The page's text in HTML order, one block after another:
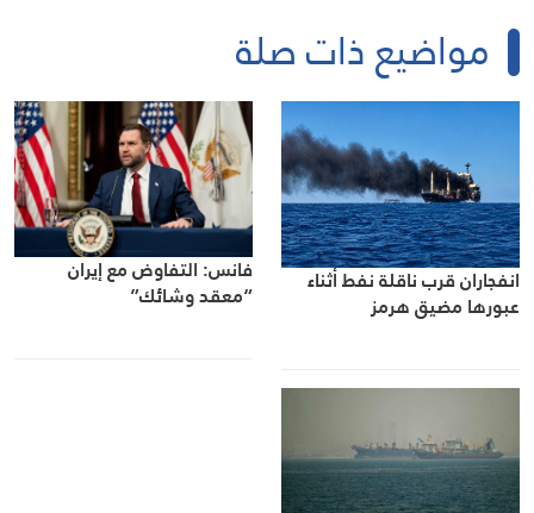
مواضيع ذات صلة
انفجاران قرب ناقلة نفط أثناء
عبورها مضيق هرمز
فانس: التفاوض مع إيران
“معقد وشائك”